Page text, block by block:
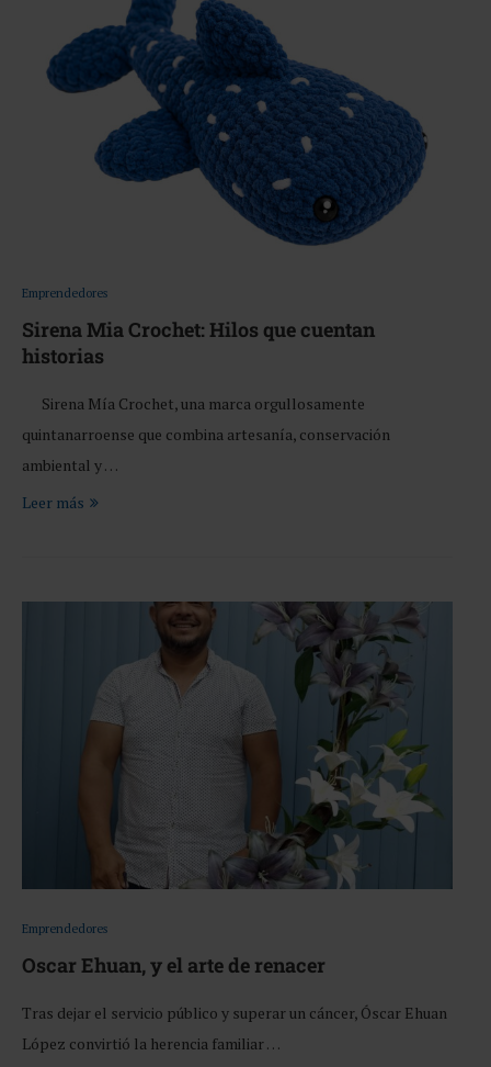
Emprendedores
Sirena Mia Crochet: Hilos que cuentan
historias
Sirena Mía Crochet, una marca orgullosamente
quintanarroense que combina artesanía, conservación
ambiental y …
Leer más
Emprendedores
Oscar Ehuan, y el arte de renacer
Tras dejar el servicio público y superar un cáncer, Óscar Ehuan
López convirtió la herencia familiar …